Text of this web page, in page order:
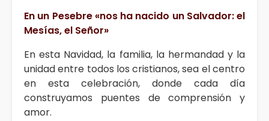
En un Pesebre «nos ha nacido un Salvador: el
Mesías, el Señor»
En esta Navidad, la familia, la hermandad y la
unidad entre todos los cristianos, sea el centro
en esta celebración, donde cada día
construyamos puentes de comprensión y
amor.